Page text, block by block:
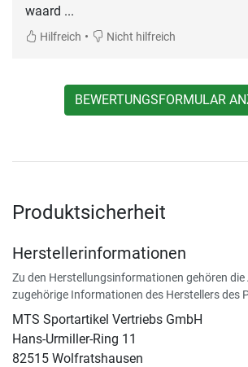
waard ...
Hilfreich • Nicht hilfreich
BEWERTUNGSFORMULAR
Produktsicherheit
Herstellerinformationen
Zu den Herstellungsinformationen gehören die
zugehörige Informationen des Herstellers des
MTS Sportartikel Vertriebs GmbH
Hans-Urmiller-Ring 11
82515 Wolfratshausen